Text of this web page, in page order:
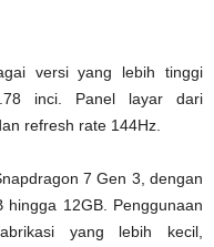
versi yang lebih tinggi
inci. Panel layar dari
refresh rate 144Hz.
7 Gen 3, dengan
12GB. Penggunaan
yang lebih kecil,